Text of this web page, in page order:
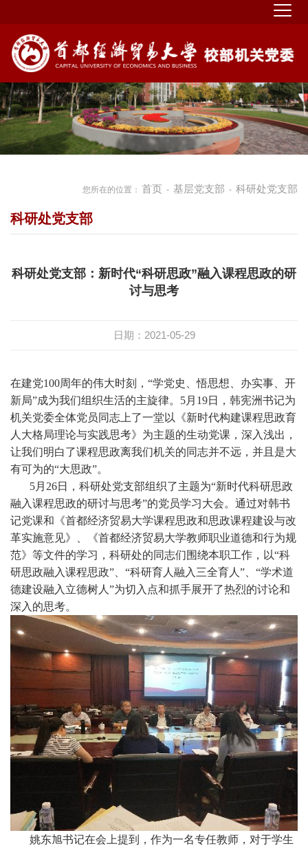
您所在的位置： 首页 - 基层党支部 - 科研处党支部
科研处党支部
科研处党支部：新时代“科研思政”融入课程思政的研
讨与思考
日期：2021-05-29
在建党100周年的伟大时刻，“学党史、悟思想、办实事、开
新局”成为我们组织生活的主旋律。5月19日，韩宪洲书记为
机关党委全体党员同志上了一堂以《新时代构建课程思政育
人大格局理论与实践思考》为主题的生动党课，深入浅出，
让我们明白了课程思政离我们机关的同志并不远，并且是大
有可为的“大思政”。
5月26日，科研处党支部组织了主题为“新时代科研思政
融入课程思政的研讨与思考”的党员学习大会。通过对韩书
记党课和《首都经济贸易大学课程思政和思政课程建设与改
革实施意见》、《首都经济贸易大学教师职业道德和行为规
范》等文件的学习，科研处的同志们围绕本职工作，以“科
研思政融入课程思政”、“科研育人融入三全育人”、“学术道
德建设融入立德树人”为切入点和抓手展开了热烈的讨论和
深入的思考。
姚东旭书记在会上提到，作为一名专任教师，对于学生